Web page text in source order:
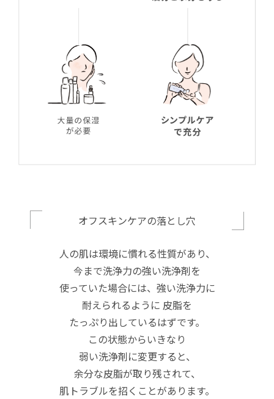
オフスキンケアの落とし穴
人の肌は環境に慣れる性質があり、
今まで洗浄力の強い洗浄剤を
使っていた場合には、強い洗浄力に
耐えられるように 皮脂を
たっぷり出しているはずです。
この状態からいきなり
弱い洗浄剤に変更すると、
余分な皮脂が取り残されて、
肌トラブルを招くことがあります。